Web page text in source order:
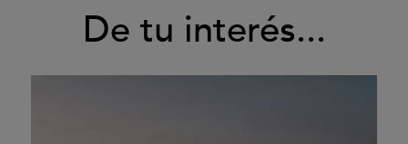
De tu interés...